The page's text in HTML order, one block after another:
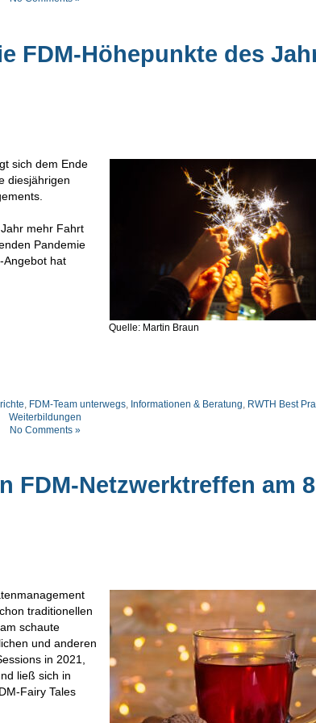
FDM-Höhepunkte des
Quelle: Martin Braun
sich dem Ende
diesjährigen
mehr Fahrt
Pandemie
Angebot hat
FDM-Team unterwegs Informationen & Beratung RWTH Best
Weiterbildungen
No Comments »
FDM-Netzwerktreffen am
traditionellen
schaute
und anderen
in 2021,
ließ sich in
Fairy Tales